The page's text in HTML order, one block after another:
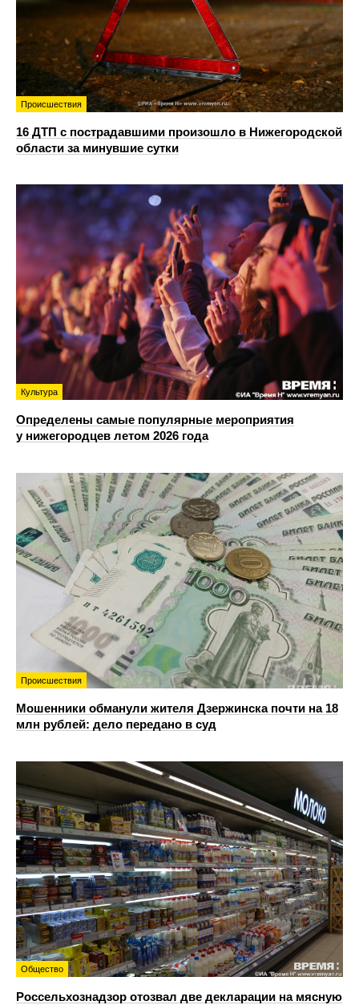
Происшествия
16 ДТП с пострадавшими произошло в Нижегородской
области за минувшие сутки
Культура
Определены самые популярные мероприятия
у нижегородцев летом 2026 года
Происшествия
Мошенники обманули жителя Дзержинска почти на 18
млн рублей: дело передано в суд
Общество
Россельхознадзор отозвал две декларации на мясную